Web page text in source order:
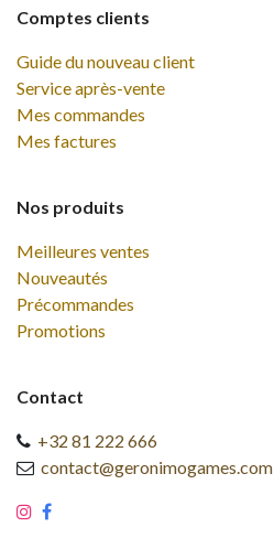
Comptes clients
Guide du nouveau client
Service après-vente
Mes commandes
Mes factures
Nos produits
Meilleures ventes
Nouveautés
Précommandes
Promotions
Contact
+32 81 222 666
contact@geronimogames.com